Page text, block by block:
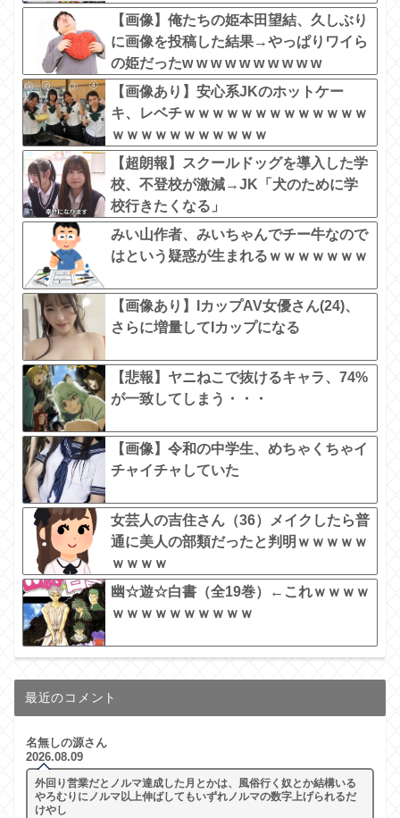
【画像】俺たちの姫本田望結、久しぶり
に画像を投稿した結果→やっぱりワイら
の姫だったw w w w w w w w w w
【画像あり】安心系JKのホットケー
キ、レベチｗｗｗｗｗｗｗｗｗｗｗｗｗ
ｗｗｗｗｗｗｗｗｗｗｗ
【超朗報】スクールドッグを導入した学
校、不登校が激減→JK「犬のために学
校行きたくなる」
みい山作者、みいちゃんでチー牛なので
はという疑惑が生まれるｗｗｗｗｗｗｗ
【画像あり】IカップAV女優さん(24)、
さらに増量してIカップになる
【悲報】ヤニねこで抜けるキャラ、74%
が一致してしまう・・・
【画像】令和の中学生、めちゃくちゃイ
チャイチャしていた
女芸人の吉住さん（36）メイクしたら普
通に美人の部類だったと判明ｗｗｗｗｗ
ｗｗｗｗ
幽☆遊☆白書（全19巻）←これｗｗｗｗ
ｗｗｗｗｗｗｗｗｗｗ
最近のコメント
名無しの源さん
2026.08.09
外回り営業だとノルマ達成した月とかは、風俗行く奴とか結構いる
やろむりにノルマ以上伸ばしてもいずれノルマの数字上げられるだ
けやし